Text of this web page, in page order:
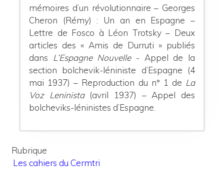
mémoires d’un révolutionnaire – Georges
Cheron (Rémy) : Un an en Espagne –
Lettre de Fosco à Léon Trotsky – Deux
articles des « Amis de Durruti » publiés
dans
L’Espagne Nouvelle- Appel de la
section bolchevik-léniniste d’Espagne (4
mai 1937) – Reproduction du n° 1 de La
Voz Leninista(avril 1937) – Appel des
bolcheviks-léninistes d’Espagne.
Rubrique
Les cahiers du Cermtri